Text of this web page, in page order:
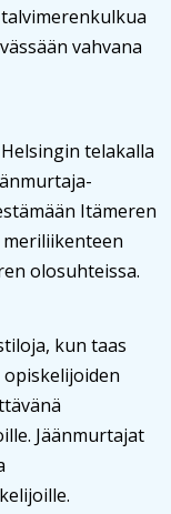
vahvana
telakalla
Itämeren
olosuhteissa.
kun taas
Jäänmurtajat